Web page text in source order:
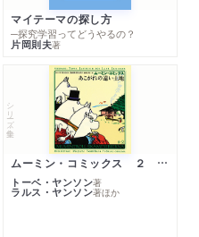
マイテーマの探し方
─探究学習ってどうやるの？
片岡則夫著
シリーズ・全集
ムーミン・コミックス ２ あこがれの遠い土地
トーベ・ヤンソン著
ラルス・ヤンソン著ほか